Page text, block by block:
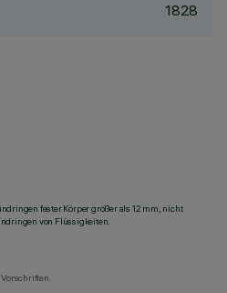
1828
fester Körper größer als 12 mm, nicht
von Flüssigkeiten.